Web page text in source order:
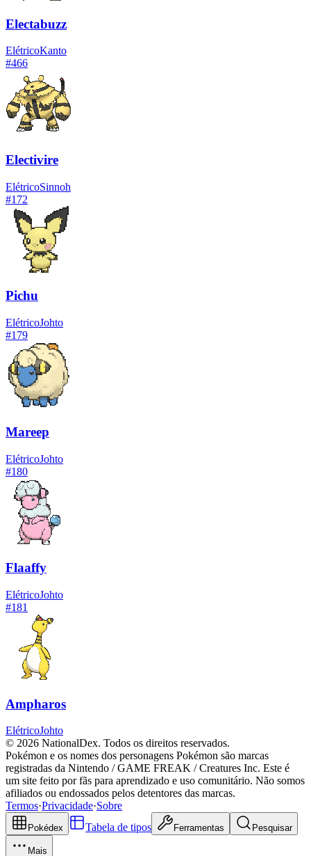
Electabuzz
ElétricoKanto
#466
Electivire
ElétricoSinnoh
#172
Pichu
ElétricoJohto
#179
Mareep
ElétricoJohto
#180
Flaaffy
ElétricoJohto
#181
Ampharos
ElétricoJohto
© 2026 NationalDex. Todos os direitos reservados.
Pokémon e os nomes dos personagens Pokémon são marcas
registradas da Nintendo / GAME FREAK / Creatures Inc. Este é
um site feito por fãs para aprendizado e uso comunitário. Não somos
afiliados ou endossados pelos detentores das marcas.
Termos·Privacidade·Sobre
Pokédex Tabela de tipos Ferramentas Pesquisar
Mais